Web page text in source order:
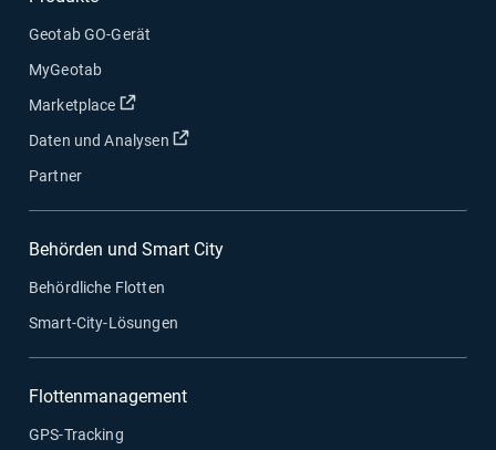
Geotab GO-Gerät
MyGeotab
Marketplace
In neuem Fenster öffnen
Daten und Analysen In neuem Fenster öffnen
Partner
Behörden und Smart City
Behördliche Flotten
Smart-City-Lösungen
Flottenmanagement
GPS-Tracking